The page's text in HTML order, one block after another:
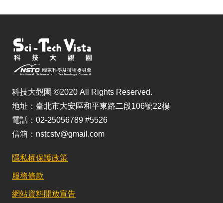
科技大觀園 ©2020 All Rights Reserved.
地址：臺北市大安區和平東路二段106號22樓
電話：02-25056789 #5526
信箱：nstcstv@gmail.com
隱私權保護政策
服務條款
網站資料開放宣告